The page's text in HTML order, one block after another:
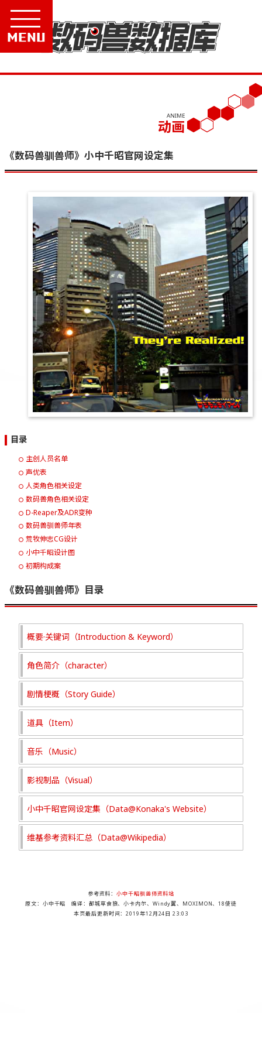
ANIME
动画
《数码兽驯兽师》小中千昭官网设定集
目录
主创人员名单
声优表
人类角色相关设定
数码兽角色相关设定
D-Reaper及ADR变种
数码兽驯兽师年表
荒牧伸志CG设计
小中千昭设计图
初期构成案
《数码兽驯兽师》目录
概要·关键词（Introduction & Keyword）
角色简介（character）
剧情梗概（Story Guide）
道具（Item）
音乐（Music）
影视制品（Visual）
小中千昭官网设定集（Data@Konaka's Website）
维基参考资料汇总（Data@Wikipedia）
参考资料：小中千昭驯兽师资料站
原文：小中千昭 编译：都城草食狼、小卡内尔、Windy翼、MOXIMON、18使徒
本页最后更新时间：2019年12月24日 23:03